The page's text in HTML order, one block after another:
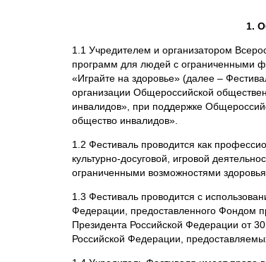
1.
1.1 Учредителем и организатором
программ для людей с ограниченными
«Играйте на здоровье» (далее –
организации Общероссийской
инвалидов», при поддержке
общество инвалидов».
1.2 Фестиваль проводится как
культурно-досуговой, игровой
ограниченными возможностями здоровья.
1.3 Фестиваль проводится с
Федерации, предоставленного Фондом
Президента Российской Федерации от
Российской Федерации,